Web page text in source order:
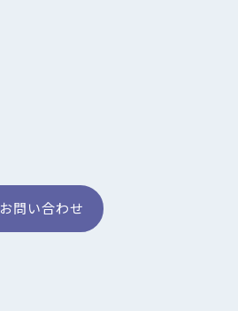
お問い合わせ